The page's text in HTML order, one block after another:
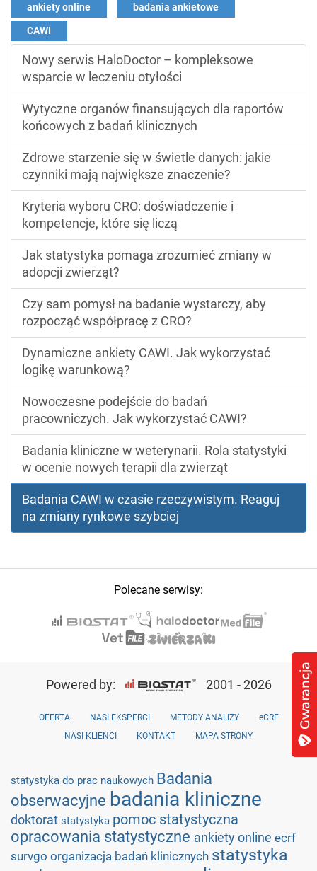
ankiety online badania ankietowe
CAWI
Nowy serwis HaloDoctor – kompleksowe
wsparcie w leczeniu otyłości
Wytyczne organów finansujących dla raportów
końcowych z badań klinicznych
Zdrowe starzenie się w świetle danych: jakie
czynniki mają największe znaczenie?
Kryteria wyboru CRO: doświadczenie i
kompetencje, które się liczą
Jak statystyka pomaga zrozumieć zmiany w
adopcji zwierząt?
Czy sam pomysł na badanie wystarczy, aby
rozpocząć współpracę z CRO?
Dynamiczne ankiety CAWI. Jak wykorzystać
logikę warunkową?
Nowoczesne podejście do badań
pracowniczych. Jak wykorzystać CAWI?
Badania kliniczne w weterynarii. Rola statystyki
w ocenie nowych terapii dla zwierząt
Badania CAWI w czasie rzeczywistym. Reaguj
na zmiany rynkowe szybciej
Polecane serwisy:
Powered by: 2001 - 2026
OFERTA NASI EKSPERCI METODY ANALIZY
eCRF
NASI KLIENCI
KONTAKT MAPA STRONY
statystyka do prac naukowych Badania
obserwacyjne badania kliniczne
doktorat statystyka pomoc statystyczna
opracowania statystyczne ankiety online ecrf
survgo organizacja badań klinicznych statystyka